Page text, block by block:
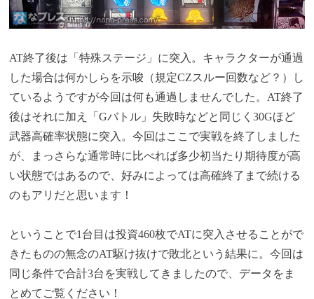
AT終了後は「特殊ステージ」に突入。キャラクターが通過
した場合は何かしらを示唆（規定CZスルー回数など？）し
ているようですが今回は何も通過しませんでした。AT終了
後はそれに加え「Gバトル」失敗時などと同じく30Gほど
武器高確率状態に突入。今回はここで実戦を終了しました
が、まっさらな通常時に比べれば多少初当たり期待度が高
い状態ではあるので、好みによっては高確終了まで続ける
のもアリだと思います！
ということで1台目は投資460枚でATに突入させることがで
きたものの無念のAT駆け抜けで敗北という結果に。今回は
同じ条件で合計3台を実戦してきましたので、データをま
とめてご覧ください！